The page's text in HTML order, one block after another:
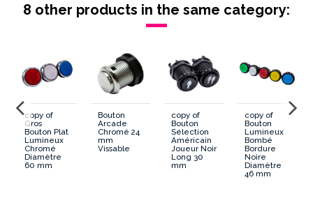
Microswitch Séparé
Dimension Cosses Led 6.3 mm
Led Séparé
8 other products in the same category:
copy of
Gros
Bouton Plat
Lumineux
Chromé
Diamètre
60 mm
Bouton
Arcade
Chromé 24
mm
Vissable
copy of
Bouton
Sélection
Américain
Joueur Noir
Long 30
mm
copy of
Bouton
Lumineux
Bombé
Bordure
Noire
Diamètre
46 mm